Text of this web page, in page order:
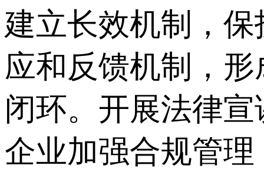
建立长效机制，
应和反馈机制，
闭环。开展法律
企业加强合规管